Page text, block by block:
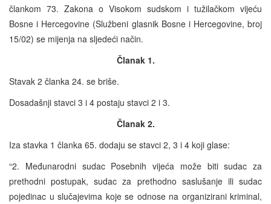
člankom 73. Zakona o Visokom sudskom i tužilačkom vijeću
Bosne i Hercegovine (Službeni glasnik Bosne i Hercegovine, broj
15/02) se mijenja na sljedeći način.
Članak 1.
Stavak 2 članka 24. se briše.
Dosadašnji stavci 3 i 4 postaju stavci 2 i 3.
Članak 2.
Iza stavka 1 članka 65. dodaju se stavci 2, 3 i 4 koji glase:
“2. Međunarodni sudac Posebnih vijeća može biti sudac za
prethodni postupak, sudac za prethodno saslušanje ili sudac
pojedinac u slučajevima koje se odnose na organizirani kriminal,